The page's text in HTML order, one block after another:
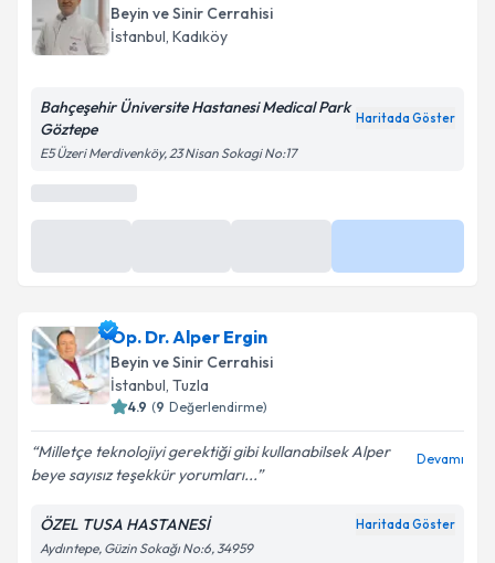
E-posta Adresiniz
Metni'ni okudum ve kişisel verilerimin belirtilen
kapsamda işlenmesini kabul ediyorum.
Beyin ve Sinir Cerrahisi
İstanbul, Kadıköy
Bahçeşehir Üniversite Hastanesi Medical Park
Göztepe
Haritada Göster
E5 Üzeri Merdivenköy, 23 Nisan Sokagi No:17
Op. Dr. Alper Ergin
Beyin ve Sinir Cerrahisi
İstanbul, Tuzla
4.9 (9 Değerlendirme)
Milletçe teknolojiyi gerektiği gibi kullanabilsek Alper
beye sayısız teşekkür yorumları...
Devamı
ÖZEL TUSA HASTANESİ Haritada Göster
Aydıntepe, Güzin Sokağı No:6, 34959